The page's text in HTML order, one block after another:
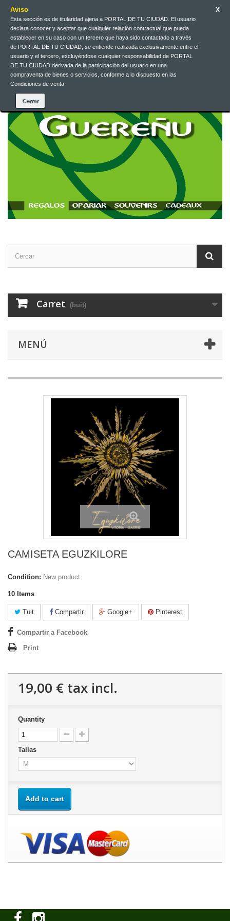
Aviso
Esta sección es de titularidad ajena a PORTAL DE TU CIUDAD. El usuario
declara conocer y aceptar que cualquier relación contractual que pueda
establecer en su caso con un tercero que haya sido contactado a través
de PORTAL DE TU CIUDAD, se entiende realizada exclusivamente entre el
usuario y el tercero, excluyéndose cualquier responsabilidad de PORTAL
DE TU CIUDAD derivada de la participación del usuario en una
compraventa de bienes o servicios, conforme a lo dispuesto en las
Condiciones de venta
X
EUR
Català
Contacteu-nos
Carret (buit)
MENÚ
View larger
CAMISETA EGUZKILORE
Condition: New product
10 Items
Tuit Compartir Google+ Pinterest
Compartir a Facebook
Print
19,00 € tax incl.
Quantity
Tallas
Add to cart